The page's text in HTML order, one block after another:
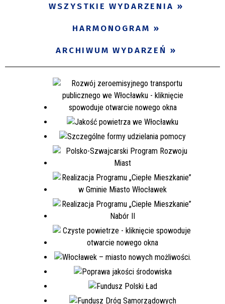
WSZYSTKIE WYDARZENIA
HARMONOGRAM
ARCHIWUM WYDARZEŃ